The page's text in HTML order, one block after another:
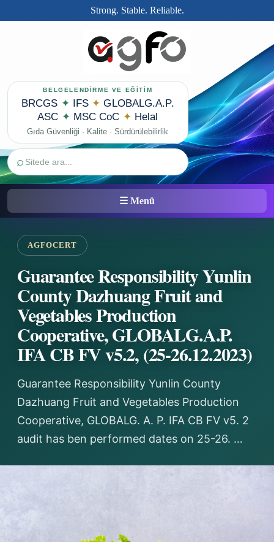
Strong. Stable. Reliable.
BELGELENDİRME VE EĞİTİM
BRCGS ✦ IFS ✦ GLOBALG.A.P.
ASC ✦ MSC CoC ✦ Helal
Gıda Güvenliği · Kalite · Sürdürülebilirlik
⌕
☰ Menü
AGFOCERT
Guarantee Responsibility Yunlin
County Dazhuang Fruit and
Vegetables Production
Cooperative, GLOBALG.A.P.
IFA CB FV v5.2, (25-26.12.2023)
Guarantee Responsibility Yunlin County
Dazhuang Fruit and Vegetables Production
Cooperative, GLOBALG. A. P. IFA CB FV v5. 2
audit has ben performed dates on 25-26. …